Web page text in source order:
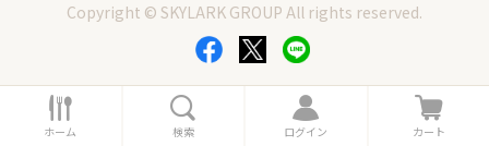
Copyright © SKYLARK GROUP All rights reserved.
ホ
ー
ホーム 索
検索
ロ
グ
ログイン
カ
ー
カート